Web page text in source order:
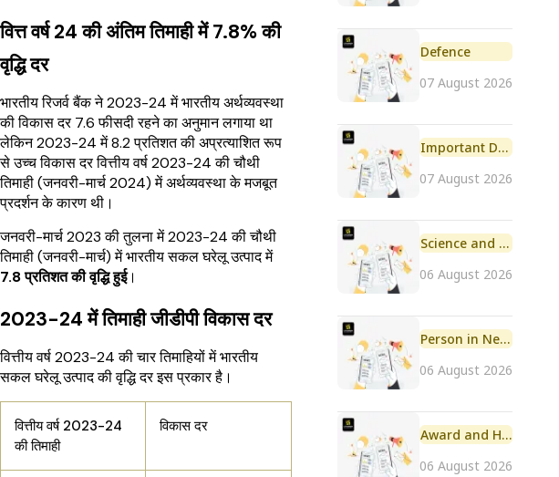
वित्त वर्ष 24 की अंतिम तिमाही में 7.8% की
वृद्धि दर
भारतीय रिजर्व बैंक ने 2023-24 में भारतीय अर्थव्यवस्था
की विकास दर 7.6 फीसदी रहने का अनुमान लगाया था
लेकिन 2023-24 में 8.2 प्रतिशत की अप्रत्याशित रूप
से उच्च विकास दर वित्तीय वर्ष 2023-24 की चौथी
तिमाही (जनवरी-मार्च 2024) में अर्थव्यवस्था के मजबूत
प्रदर्शन के कारण थी।
जनवरी-मार्च 2023 की तुलना में 2023-24 की चौथी
तिमाही (जनवरी-मार्च) में भारतीय सकल घरेलू उत्पाद में
7.8 प्रतिशत की वृद्धि हुई।
2023-24 में तिमाही जीडीपी विकास दर
वित्तीय वर्ष 2023-24 की चार तिमाहियों में भारतीय
सकल घरेलू उत्पाद की वृद्धि दर इस प्रकार है।
वित्तीय वर्ष 2023-24
की तिमाही
विकास दर
Defence
07 August 2026
Important Day
07 August 2026
Science and Technology
06 August 2026
Person in News
06 August 2026
Award and Honour
06 August 2026